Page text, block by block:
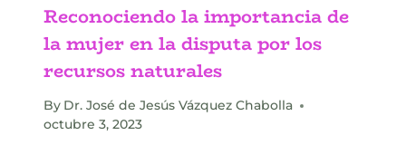
Reconociendo la importancia de
la mujer en la disputa por los
recursos naturales
By Dr. José de Jesús Vázquez Chabolla
octubre 3, 2023